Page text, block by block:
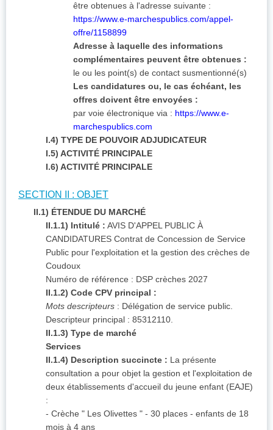
être obtenues à l'adresse suivante :
https://www.e-marchespublics.com/appel-
offre/1158899
Adresse à laquelle des informations
complémentaires peuvent être obtenues :
le ou les point(s) de contact susmentionné(s)
Les candidatures ou, le cas échéant, les
offres doivent être envoyées :
par voie électronique via : https://www.e-
marchespublics.com
I.4) TYPE DE POUVOIR ADJUDICATEUR
I.5) ACTIVITÉ PRINCIPALE
I.6) ACTIVITÉ PRINCIPALE
SECTION II : OBJET
II.1) ÉTENDUE DU MARCHÉ
II.1.1) Intitulé : AVIS D'APPEL PUBLIC À
CANDIDATURES Contrat de Concession de Service
Public pour l'exploitation et la gestion des crèches de
Coudoux
Numéro de référence : DSP crèches 2027
II.1.2) Code CPV principal :
Mots descripteurs : Délégation de service public.
Descripteur principal : 85312110.
II.1.3) Type de marché
Services
II.1.4) Description succincte : La présente
consultation a pour objet la gestion et l'exploitation de
deux établissements d'accueil du jeune enfant (EAJE)
:
- Crèche " Les Olivettes " - 30 places - enfants de 18
mois à 4 ans